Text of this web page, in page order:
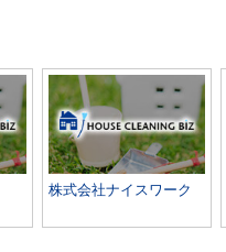
株式会社ナイスワーク